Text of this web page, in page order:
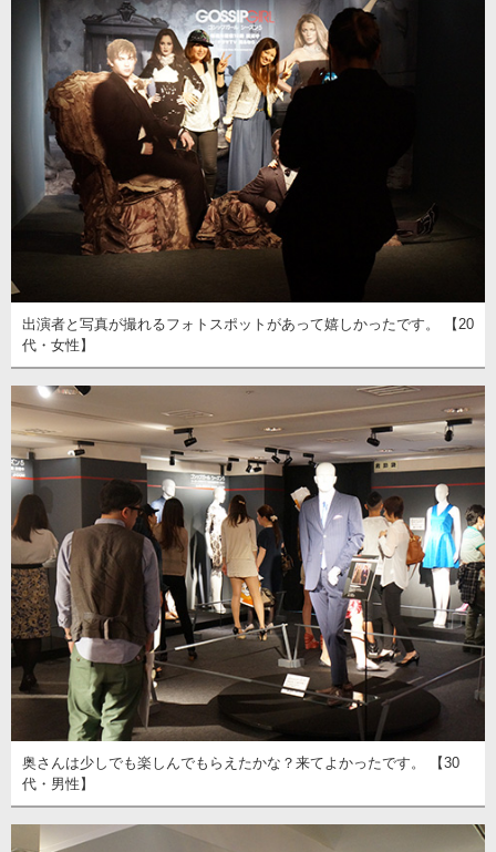
出演者と写真が撮れるフォトスポットがあって嬉しかったです。 【20
代・女性】
奥さんは少しでも楽しんでもらえたかな？来てよかったです。 【30
代・男性】